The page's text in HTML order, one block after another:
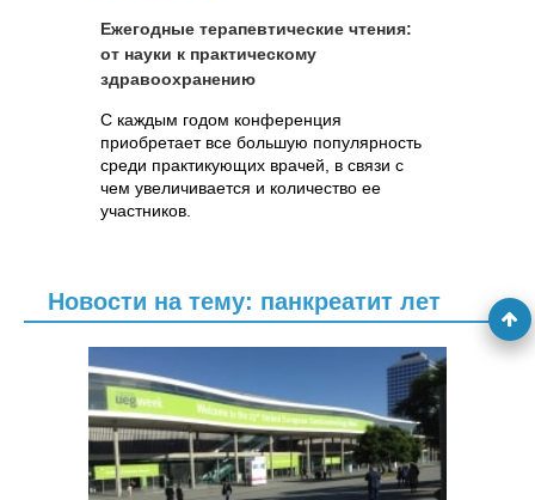
Ежегодные терапевтические чтения:
от науки к практическому
здравоохранению
С каждым годом конференция
приобретает все большую популярность
среди практикующих врачей, в связи с
чем увеличивается и количество ее
участников.
Новости на тему: панкреатит лет